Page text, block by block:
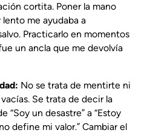
cortita. Poner la mano
me ayudaba a
Practicarlo en momentos
un ancla que me devolvía
No se trata de mentirte ni
Se trata de decir la
“Soy un desastre” a “Estoy
define mi valor.” Cambiar el